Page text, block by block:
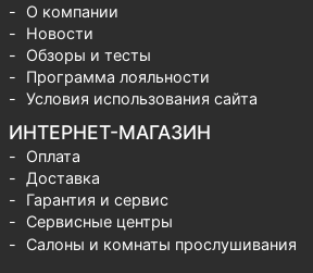
О компании
Новости
Обзоры и тесты
Программа лояльности
Условия использования сайта
ИНТЕРНЕТ-МАГАЗИН
Оплата
Доставка
Гарантия и сервис
Сервисные центры
Салоны и комнаты прослушивания